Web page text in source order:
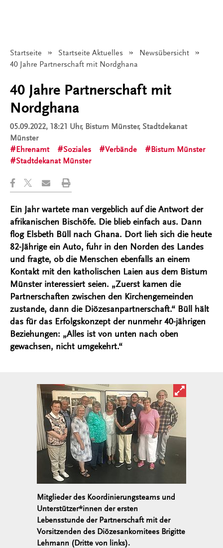
Startseite Startseite Aktuelles
Newsübersicht
Angezeigt:
40 Jahre Partnerschaft mit Nordghana
40 Jahre Partnerschaft mit
Nordghana
05.09.2022, 18:21 Uhr, Bistum Münster, Stadtdekanat
Münster
Ehrenamt
Soziales Verbände
Bistum Münster
Stadtdekanat Münster
Ein Jahr wartete man vergeblich auf die Antwort der
afrikanischen Bischöfe. Die blieb einfach aus. Dann
flog Elsbeth Büll nach Ghana. Dort lieh sich die heute
82-Jährige ein Auto, fuhr in den Norden des Landes
und fragte, ob die Menschen ebenfalls an einem
Kontakt mit den katholischen Laien aus dem Bistum
Münster interessiert seien. „Zuerst kamen die
Partnerschaften zwischen den Kirchengemeinden
zustande, dann die Diözesanpartnerschaft.“ Büll hält
das für das Erfolgskonzept der nunmehr 40-jährigen
Beziehungen: „Alles ist von unten nach oben
gewachsen, nicht umgekehrt.“
Bild in
Mitglieder des Koordinierungsteams und
Unterstützer*innen der ersten
Lebensstunde der Partnerschaft mit der
Vorsitzenden des Diözesankomitees Brigitte
Lehmann (Dritte von links).